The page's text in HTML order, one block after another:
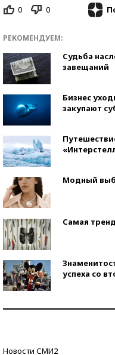
0 0
РЕКОМЕНДУЕМ:
Судьба
завещаний
Бизнес
закупают
Модный
Самая
успеха со
Новости СМИ2